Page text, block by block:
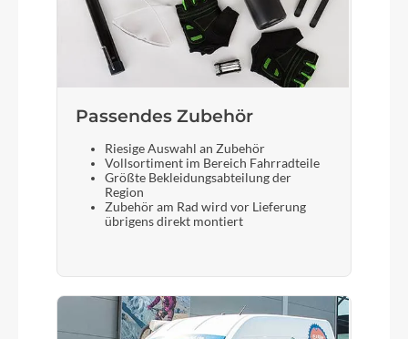
Passendes Zubehör
Riesige Auswahl an Zubehör
Vollsortiment im Bereich Fahrradteile
Größte Bekleidungsabteilung der
Region
Zubehör am Rad wird vor Lieferung
übrigens direkt montiert